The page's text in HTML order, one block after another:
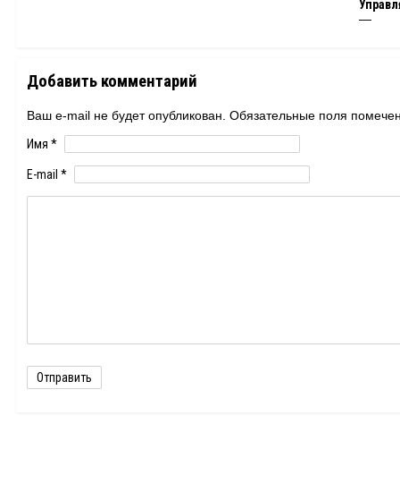
—
Добавить комментарий
Ваш e-mail не будет опубликован. Обязательные поля
Имя *
E-mail *